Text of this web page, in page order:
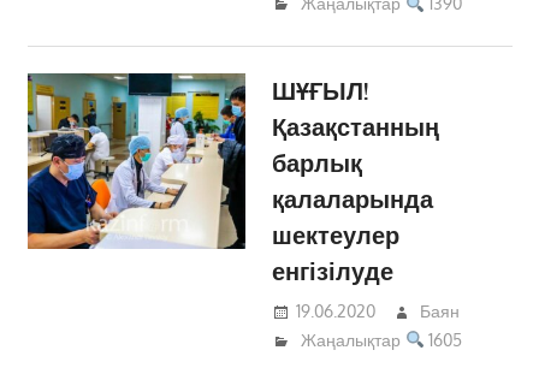
ШҰҒЫЛ!
Қазақстанның
барлық
қалаларында
шектеулер
енгізілуде
19.06.2020
Баян
Жаңалықтар
1605